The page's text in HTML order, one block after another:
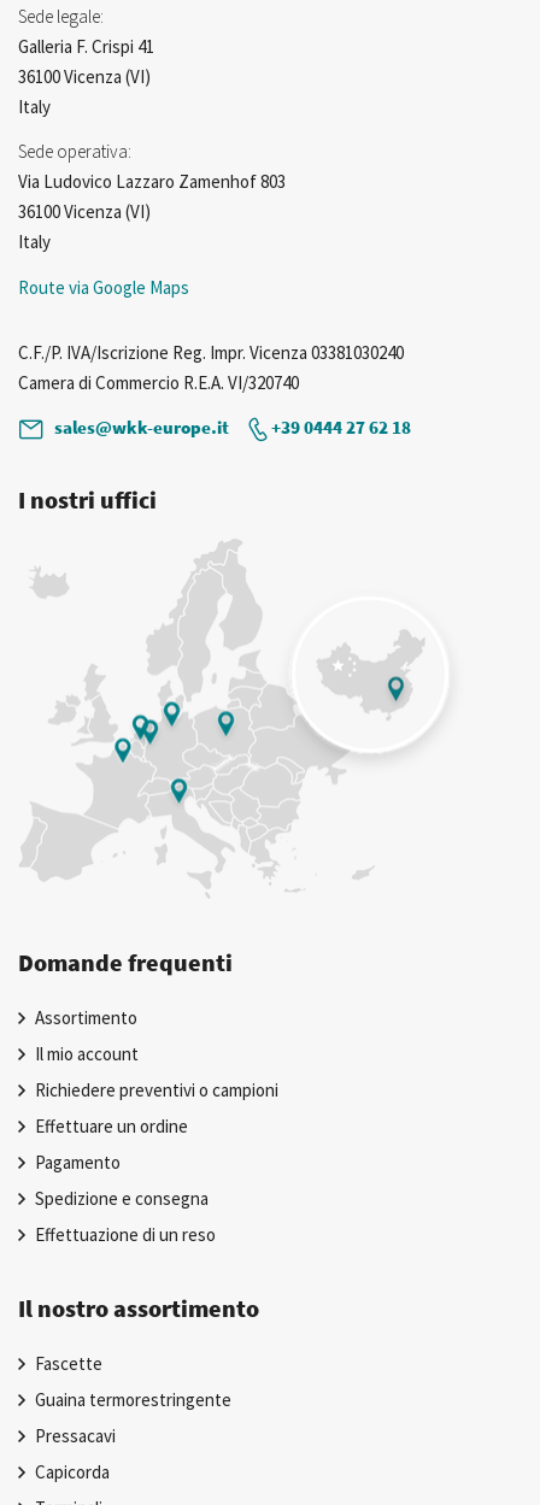
Sede legale:
Galleria F. Crispi 41
36100 Vicenza (VI)
Italy
Sede operativa:
Via Ludovico Lazzaro Zamenhof 803
36100 Vicenza (VI)
Italy
Route via Google Maps
C.F./P. IVA/Iscrizione Reg. Impr. Vicenza 03381030240
Camera di Commercio R.E.A. VI/320740
sales@wkk-europe.it
+39 0444 27 62 18
I nostri uffici
Domande frequenti
Assortimento
Il mio account
Richiedere preventivi o campioni
Effettuare un ordine
Pagamento
Spedizione e consegna
Effettuazione di un reso
Il nostro assortimento
Fascette
Guaina termorestringente
Pressacavi
Capicorda